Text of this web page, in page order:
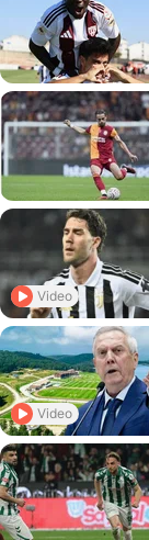
Video
Video